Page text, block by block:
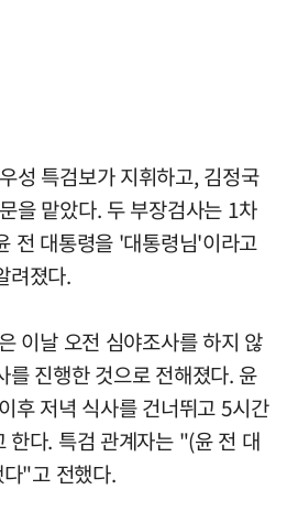
성 특검보가 지휘하고, 김정국
을 맡았다. 두 부장검사는 1차
전 대통령을 '대통령님'이라고
려졌다.
이날 오전 심야조사를 하지 않
를 진행한 것으로 전해졌다. 윤
후 저녁 식사를 건너뛰고 5시간
한다. 특검 관계자는 "(윤 전 대
"고 전했다.